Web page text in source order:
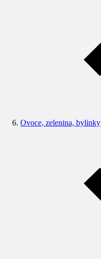
Ovoce, zelenina, bylinky